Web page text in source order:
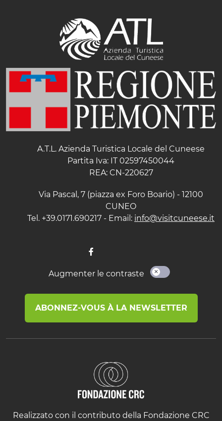
A.T.L. Azienda Turistica Locale del Cuneese
Partita Iva: IT 02597450044
REA: CN-220627
Via Pascal, 7 (piazza ex Foro Boario) - 12100
CUNEO
Tel. +39.0171.690217 - Email: info@visitcuneese.it
Augmenter le contraste
ABONNEZ-VOUS À LA NEWSLETTER
Realizzato con il contributo della Fondazione CRC